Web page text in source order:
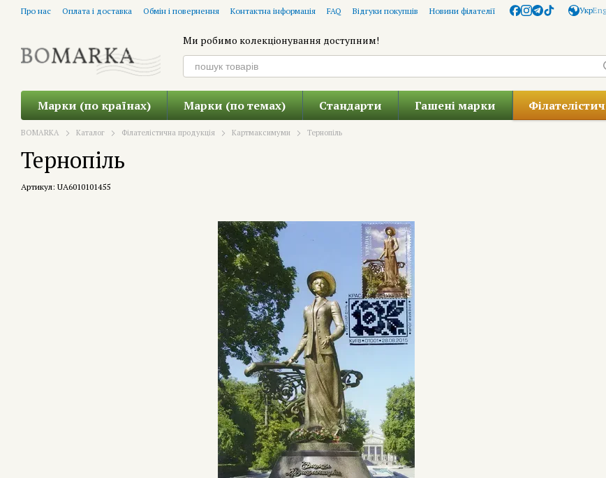
Перейти до основного контенту
Про нас Оплата і доставка Обмін і повернення Контактна інформація FAQ Відгуки покупців Новини філателії УкрEng
Ми робимо колекціонування доступним!
Марки (по країнах) Марки (по темах) Стандарти Гашені марки
BOMARKA Каталог Філателістична продукція Картмаксимуми Тернопіль
Тернопіль
Артикул: UA6010101455